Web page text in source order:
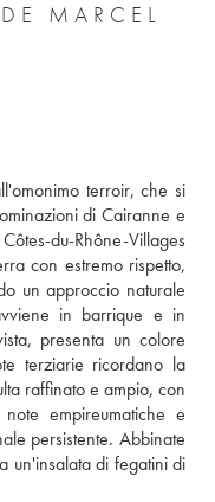
MARCEL
terroir, che si
di Cairanne e
du-Rhône-Villages
con estremo rispetto,
un approccio naturale
presenta un colore
terziarie ricordano la
raffinato e ampio, con
empireumatiche e
persistente. Abbinate
un'insalata di fegatini di